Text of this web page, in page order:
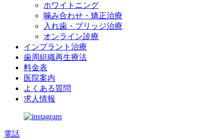
ホワイトニング
噛み合わせ・矯正治療
入れ歯・ブリッジ治療
オンライン診療
インプラント治療
歯周組織再生療法
料金表
医院案内
よくある質問
求人情報
電話